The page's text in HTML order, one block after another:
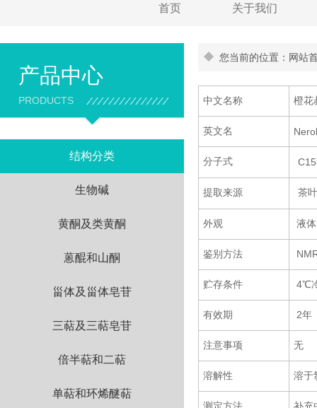
首页 关于我们
产品中心
PRODUCTS
结构分类
生物碱
黄酮及类黄酮
蒽醌和山酮
甾体及甾体皂苷
三萜及三萜皂苷
倍半萜和二萜
单萜和环烯醚萜
您当前的位置：网站
中文名称 橙花
英文名
分子式
提取来源 茶叶
外观 液体
4℃
2年
无
鉴别方法
贮存条件
有效期
注意事项
溶解性 溶于